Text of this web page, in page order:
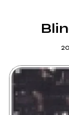
RADIO